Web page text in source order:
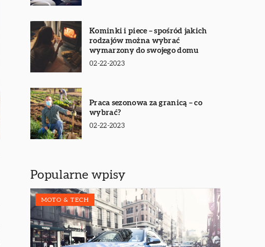
Kominki i piece – spośród jakich
rodzajów można wybrać
wymarzony do swojego domu
02-22-2023
Praca sezonowa za granicą – co
wybrać?
02-22-2023
Popularne wpisy
MOTO & TECH